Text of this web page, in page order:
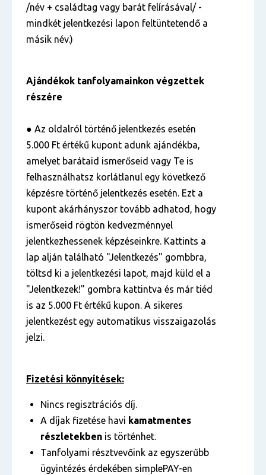
/név + családtag vagy barát felírásával/ -
mindkét jelentkezési lapon feltüntetendő a
másik név.)
Ajándékok tanfolyamainkon végzettek
részére
● Az oldalról történő jelentkezés esetén
5.000 Ft értékű kupont adunk ajándékba,
amelyet barátaid ismerőseid vagy Te is
felhasználhatsz korlátlanul egy következő
képzésre történő jelentkezés esetén. Ezt a
kupont akárhányszor tovább adhatod, hogy
ismerőseid rögtön kedvezménnyel
jelentkezhessenek képzéseinkre. Kattints a
lap alján található "Jelentkezés" gombbra,
töltsd ki a jelentkezési lapot, majd küld el a
"Jelentkezek!" gombra kattintva és már tiéd
is az 5.000 Ft értékű kupon. A sikeres
jelentkezést egy automatikus visszaigazolás
jelzi.
Fizetési könnyítések:
Nincs regisztrációs díj.
A díjak fizetése havi kamatmentes
részletekben is történhet.
Tanfolyami résztvevőink az egyszerűbb
ügyintézés érdekében simplePAY-en